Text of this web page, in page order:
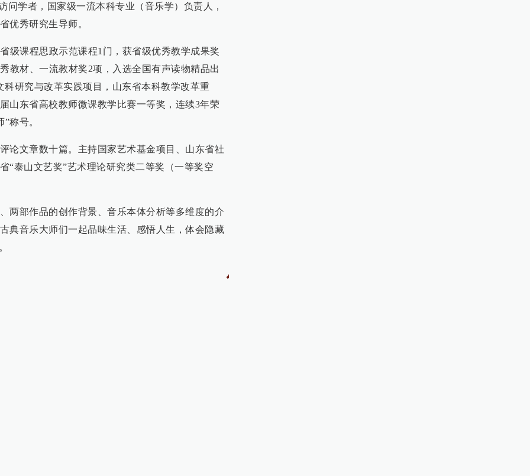
问学者，国家级一流本科专业（音乐学）负责人，
优秀研究生导师。
级课程思政示范课程1门，获省级优秀教学成果奖
教材、一流教材奖2项，入选全国有声读物精品出
研究与改革实践项目，山东省本科教学改革重
山东省高校教师微课教学比赛一等奖，连续3年荣
称号。
论文章数十篇。主持国家艺术基金项目、山东省社
“泰山文艺奖”艺术理论研究类二等奖（一等奖空
两部作品的创作背景、音乐本体分析等多维度的介
典音乐大师们一起品味生活、感悟人生，体会隐藏